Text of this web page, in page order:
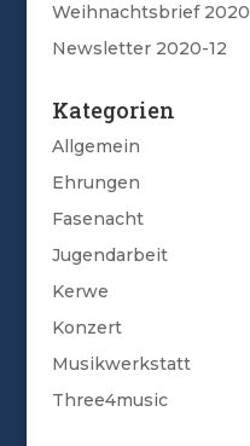
Weihnachtsbrief 2020
Newsletter 2020-12
Kategorien
Allgemein
Ehrungen
Fasenacht
Jugendarbeit
Kerwe
Konzert
Musikwerkstatt
Three4music